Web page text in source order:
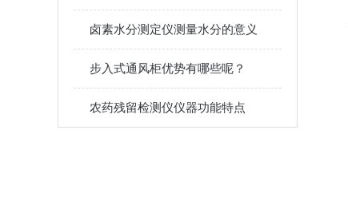
卤素水分测定仪测量水分的意义
步入式通风柜优势有哪些呢？
农药残留检测仪仪器功能特点